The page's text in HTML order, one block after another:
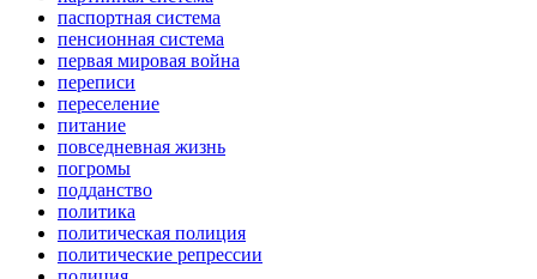
паспортная система
пенсионная система
первая мировая война
переписи
переселение
питание
повседневная жизнь
погромы
подданство
политика
политическая полиция
политические репрессии